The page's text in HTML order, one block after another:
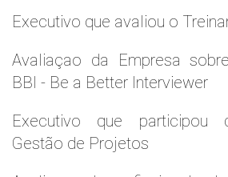
Executivo que avaliou o
Avaliaçao da Empresa
BBI - Be a Better Interviewer
Executivo que participou
Gestão de Projetos